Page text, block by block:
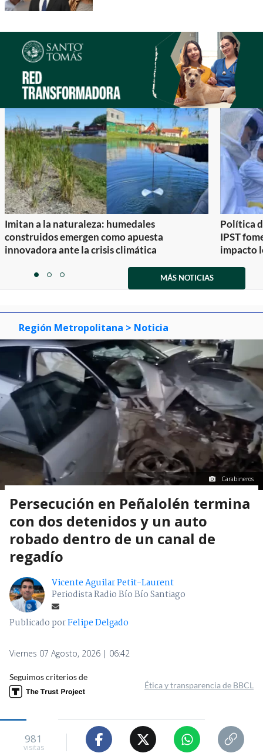
Imitan a la naturaleza: humedales
construidos emergen como apuesta
innovadora ante la crisis climática
Política
IPST
impacto
itemitemitem
MÁS NOTICIAS
Región Metropolitana > Noticia
Carabineros
Persecución en Peñalolén termina
con dos detenidos y un auto
robado dentro de un canal de
regadío
Vicente Aguilar Petit-Laurent
Periodista Radio Bío Bío Santiago
Publicado porFelipe Delgado
Viernes 07 Agosto, 2026 | 06:42
Seguimos criterios de
Ética y transparencia de BBCL
981
visitas